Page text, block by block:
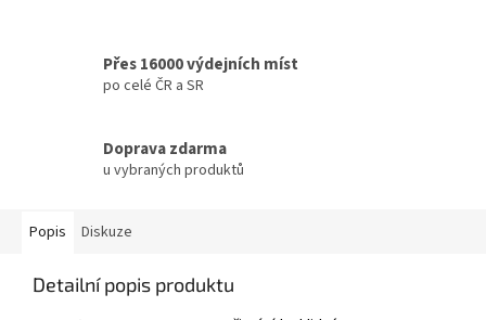
Přes 16000 výdejních míst
po celé ČR a SR
Doprava zdarma
u vybraných produktů
Popis Diskuze
Detailní popis produktu